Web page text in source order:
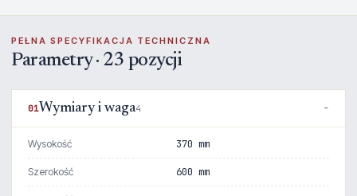
PEŁNA SPECYFIKACJA TECHNICZNA
Parametry · 23 pozycji
01Wymiary i waga4
Wysokość 370 mm
Szerokość 600 mm